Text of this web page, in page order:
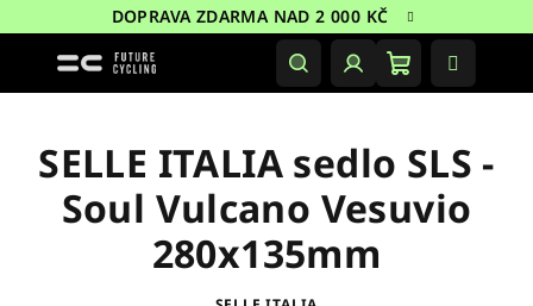
na
DOPRAVA ZDARMA NAD 2 000 KČ
HledatPřihlášeníNákupní
SELLE ITALIA sedlo SLS -
Soul Vulcano Vesuvio
280x135mm